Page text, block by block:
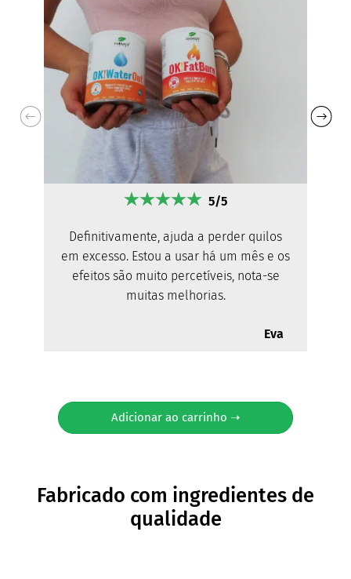
5/5
Definitivamente, ajuda a perder quilos
em excesso. Estou a usar há um mês e os
efeitos são muito percetíveis, nota-se
muitas melhorias.
Eva
Adicionar ao carrinho ➝
Fabricado com ingredientes de
qualidade